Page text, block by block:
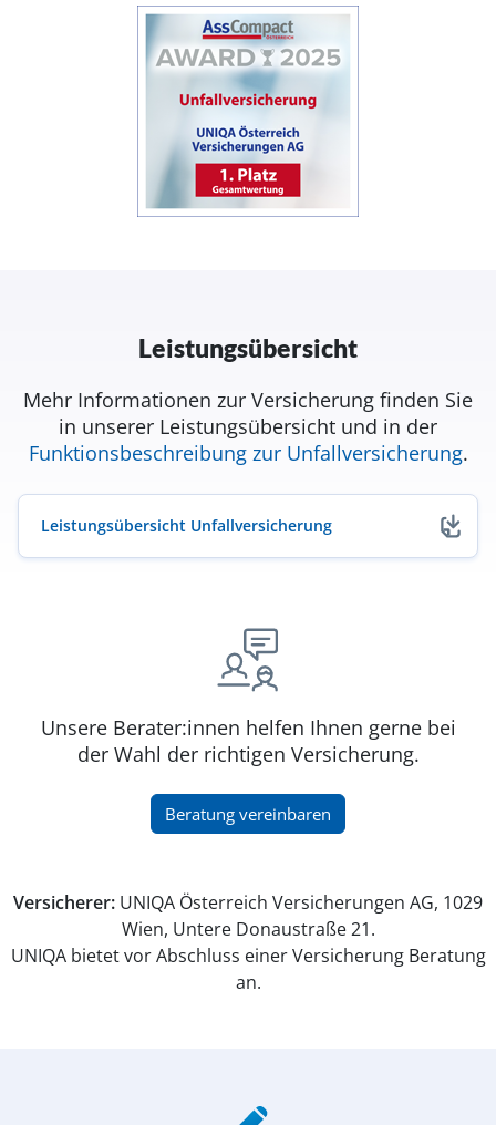
Leistungsübersicht
Mehr Informationen zur Versicherung finden Sie
in unserer Leistungsübersicht und in der
Funktionsbeschreibung zur Unfallversicherung.
Leistungsübersicht Unfallversicherung
(öffnet in neuem Fenster)
Unsere Berater:innen helfen Ihnen gerne bei
der Wahl der richtigen Versicherung.
Beratung vereinbaren
(öffnet in neuem Fenster)
Versicherer: UNIQA Österreich Versicherungen AG, 1029
Wien, Untere Donaustraße 21.
UNIQA bietet vor Abschluss einer Versicherung Beratung
an.